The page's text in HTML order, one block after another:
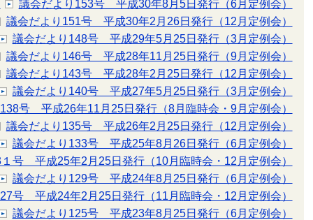
議会だより153号 平成30年8月5日発行（6月定例会）
議会だより151号 平成30年2月26日発行（12月定例会）
議会だより148号 平成29年5月25日発行（3月定例会）
議会だより146号 平成28年11月25日発行（9月定例会）
議会だより143号 平成28年2月25日発行（12月定例会）
議会だより140号 平成27年5月25日発行（3月定例会）
号 平成26年11月25日発行（8月臨時会・9月定例会）
議会だより135号 平成26年2月25日発行（12月定例会）
議会だより133号 平成25年8月26日発行（6月定例会）
号 平成25年2月25日発行（10月臨時会・12月定例会）
議会だより129号 平成24年8月25日発行（6月定例会）
号 平成24年2月25日発行（11月臨時会・12月定例会）
議会だより125号 平成23年8月25日発行（6月定例会）